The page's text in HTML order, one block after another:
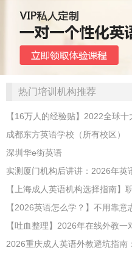
热门培训机构推荐
成都东方英语学校（所有校区）
深圳华e街英语